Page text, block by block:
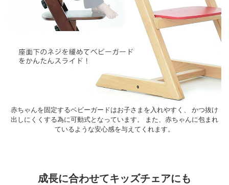
赤ちゃんを固定するベビーガードはお子さまを入れやすく、 かつ抜け
出しにくくする為に可動式となっています。 また、赤ちゃんに包まれ
ているような安心感を与えてくれます。
成長に合わせてキッズチェアにも